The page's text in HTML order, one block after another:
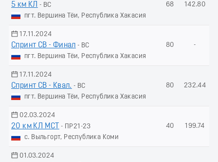
5 км КЛ
- ВС
пгт. Вершина Тёи, Республика Хакасия
68 142.80
17.11.2024
Спринт СВ - Финал - ВС
пгт. Вершина Тёи, Республика Хакасия
80 -
17.11.2024
Спринт СВ - Квал. - ВС
пгт. Вершина Тёи, Республика Хакасия
80 232.44
02.03.2024
20 км КЛ МСТ
- ПР21-23
с. Выльгорт, Республика Коми
40 199.74
01.03.2024